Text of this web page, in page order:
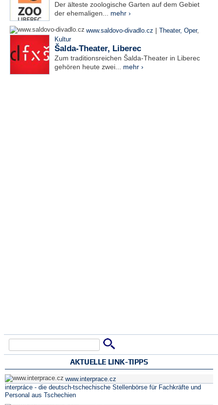
Der älteste zoologische Garten auf dem Gebiet
der ehemaligen... mehr ›
www.saldovo-divadlo.cz | Theater, Oper,
Kultur
Šalda-Theater, Liberec
Zum traditionsreichen Šalda-Theater in Liberec
gehören heute zwei... mehr ›
AKTUELLE LINK-TIPPS
www.interprace.cz
interpráce - die deutsch-tschechische Stellenbörse für Fachkräfte und
Personal aus Tschechien